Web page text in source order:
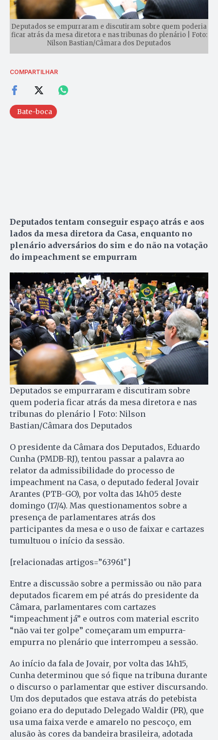
Deputados se empurraram e discutiram sobre quem poderia
ficar atrás da mesa diretora e nas tribunas do plenário | Foto:
Nilson Bastian/Câmara dos Deputados
COMPARTILHAR
Bate-boca
Deputados tentam conseguir espaço atrás e aos
lados da mesa diretora da Casa, enquanto no
plenário adversários do sim e do não na votação
do impeachment se empurram
Deputados se empurraram e discutiram sobre
quem poderia ficar atrás da mesa diretora e nas
tribunas do plenário | Foto: Nilson
Bastian/Câmara dos Deputados
O presidente da Câmara dos Deputados, Eduardo
Cunha (PMDB-RJ), tentou passar a palavra ao
relator da admissibilidade do processo de
impeachment na Casa, o deputado federal Jovair
Arantes (PTB-GO), por volta das 14h05 deste
domingo (17/4). Mas questionamentos sobre a
presença de parlamentares atrás dos
participantes da mesa e o uso de faixar e cartazes
tumultuou o início da sessão.
[relacionadas artigos=”63961″]
Entre a discussão sobre a permissão ou não para
deputados ficarem em pé atrás do presidente da
Câmara, parlamentares com cartazes
“impeachment já” e outros com material escrito
“não vai ter golpe” começaram um empurra-
empurra no plenário que interrompeu a sessão.
Ao início da fala de Jovair, por volta das 14h15,
Cunha determinou que só fique na tribuna durante
o discurso o parlamentar que estiver discursando.
Um dos deputados que estava atrás do petebista
goiano era do deputado Delegado Waldir (PR), que
usa uma faixa verde e amarelo no pescoço, em
alusão às cores da bandeira brasileira, adotada